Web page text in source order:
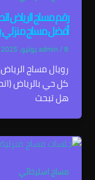
أفضل مساج منزلي
admin/8 يونيو، 2025
رويال مساج
هل تبحث
مساج استرخائي